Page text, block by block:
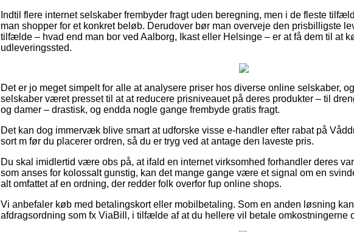
Indtil flere internet selskaber frembyder fragt uden beregning, men i de fleste
man shopper for et konkret beløb. Derudover bør man overveje den prisbilligste
tilfælde – hvad end man bor ved Aalborg, Ikast eller Helsinge – er at få dem til at
udleveringssted.
Det er jo meget simpelt for alle at analysere priser hos diverse online selskaber,
selskaber været presset til at at reducere prisniveauet på deres produkter – til
og damer – drastisk, og endda nogle gange frembyde gratis fragt.
Det kan dog immervæk blive smart at udforske visse e-handler efter rabat på
sort m før du placerer ordren, så du er tryg ved at antage den laveste pris.
Du skal imidlertid være obs på, at ifald en internet virksomhed forhandler deres
som anses for kolossalt gunstig, kan det mange gange være et signal om en
alt omfattet af en ordning, der redder folk overfor fup online shops.
Vi anbefaler køb med betalingskort eller mobilbetaling. Som en anden løsning
afdragsordning som fx ViaBill, i tilfælde af at du hellere vil betale omkostningerne